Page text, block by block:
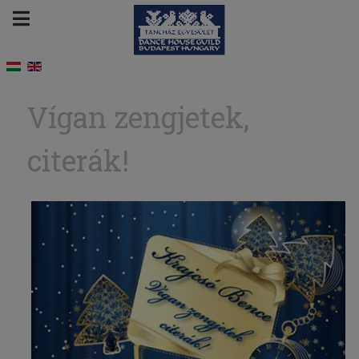
Vígan zengjetek,
citerák!